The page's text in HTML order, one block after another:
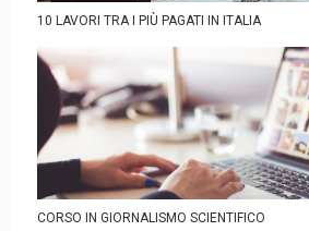
10 LAVORI TRA I PIÙ PAGATI IN ITALIA
CORSO IN GIORNALISMO SCIENTIFICO